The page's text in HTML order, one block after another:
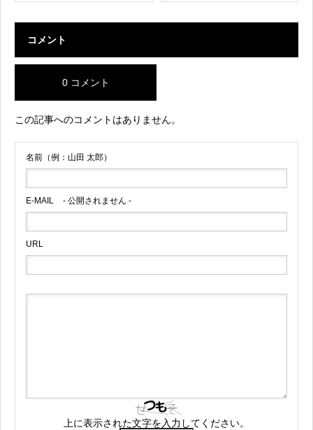
コメント
0 コメント
この記事へのコメントはありません。
名前（例：山田 太郎）
E-MAIL - 公開されません -
URL
上に表示された文字を入力してください。